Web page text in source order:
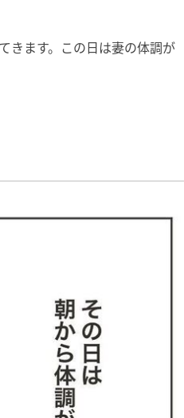
きます。この日は妻の体調が